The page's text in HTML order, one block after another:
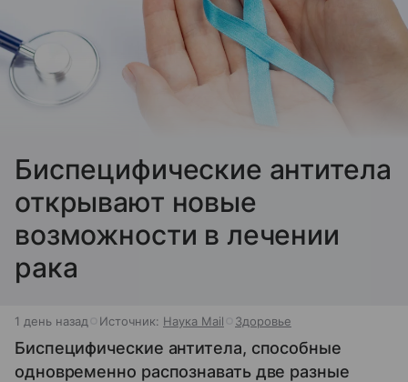
Биспецифические антитела
открывают новые
возможности в лечении
рака
1 день назад Источник: Наука Mail Здоровье
Биспецифические антитела, способные
одновременно распознавать две разные